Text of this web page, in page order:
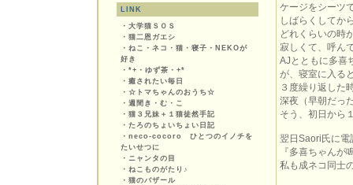
LINK
・ 大学猫ＳＯＳ
・ 猫二恩ガエシ
・ ねこ・ネコ・猫・寝子・NEKOが
好き
・ *+・ゆず茶・+*
・ 癒されたい毎日
・ ☆トマちゃんのおうち☆
・ 週間き・む・こ
・ 猫３兄妹＋１猫徒然手記
・ たろのちょいちょい日記
・ neco-cocoro ひとつのイノチを
たいせつに
・ ニャンタの目
・ ねこものがたり♪
・ 猫のバザール
ケージをシーツ
しばらくしてか
どれくらいの時
寂しくて、呼ん
AJとともに多喜
が、寝室に入る
３度繰り返した
深夜（早朝だっ
そう、初日から
翌日Saori氏に電
『多喜ちゃん
私も成ネコ同士